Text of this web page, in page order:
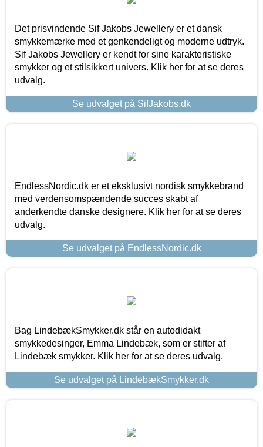
Det prisvindende Sif Jakobs Jewellery er et dansk
smykkemærke med et genkendeligt og moderne udtryk.
Sif Jakobs Jewellery er kendt for sine karakteristiske
smykker og et stilsikkert univers. Klik her for at se deres
udvalg.
Se udvalget på SifJakobs.dk
EndlessNordic.dk er et eksklusivt nordisk smykkebrand
med verdensomspændende succes skabt af
anderkendte danske designere. Klik her for at se deres
udvalg.
Se udvalget på EndlessNordic.dk
Bag LindebækSmykker.dk står en autodidakt
smykkedesinger, Emma Lindebæk, som er stifter af
Lindebæk smykker. Klik her for at se deres udvalg.
Se udvalget på LindebækSmykker.dk